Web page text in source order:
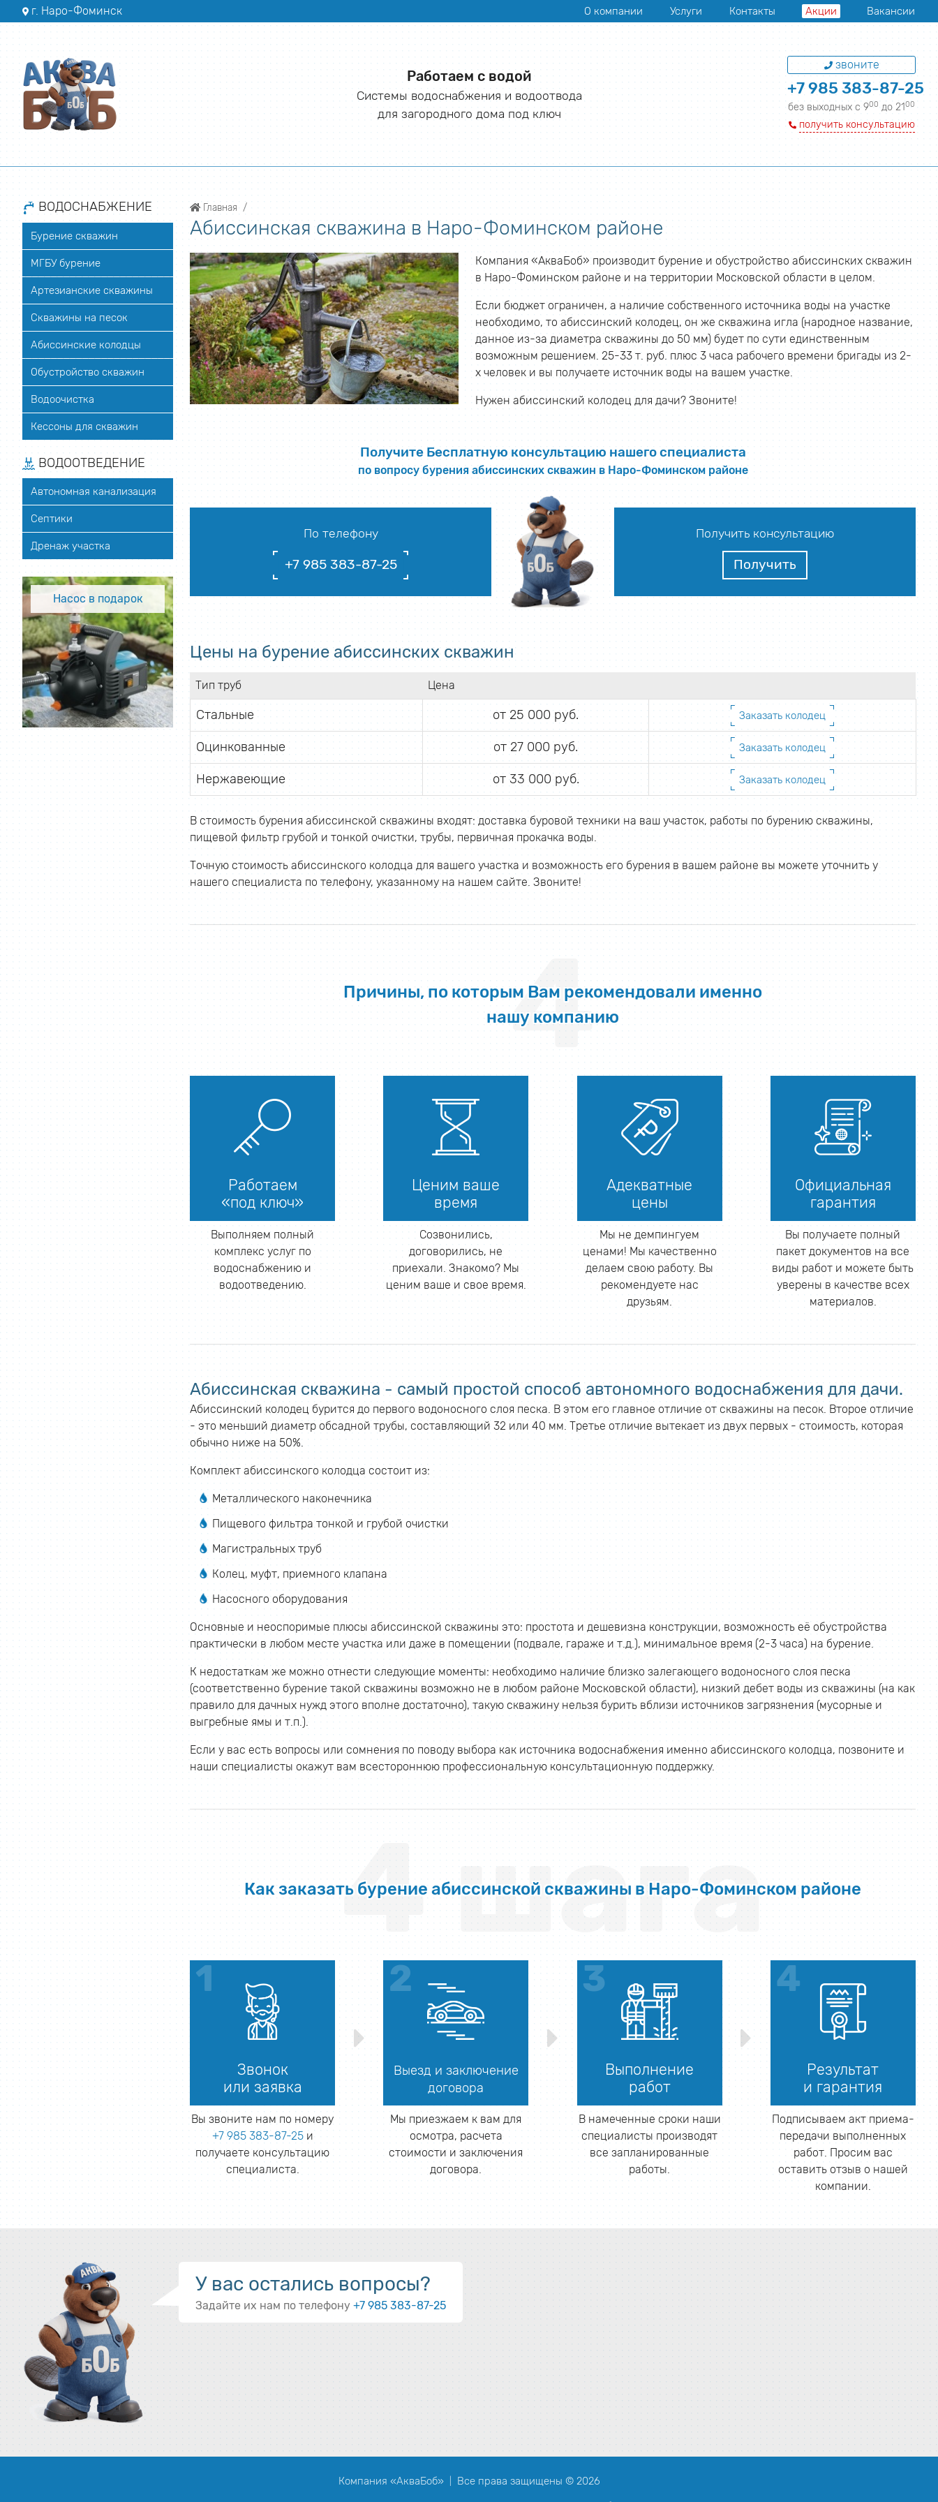
г. Наро-Фоминск О компании Услуги Контакты Акции Вакансии
Работаем с водой
Системы водоснабжения и водоотвода
для загородного дома под ключ
звоните
+7 985 383-87-25
без выходных с 900до 2100
получить консультацию
ВОДОСНАБЖЕНИЕ
Бурение скважин
МГБУ бурение
Артезианские скважины
Скважины на песок
Абиссинские колодцы
Обустройство скважин
Водоочистка
Кессоны для скважин
ВОДООТВЕДЕНИЕ
Автономная канализация
Септики
Дренаж участка
Насос в подарок
Главная
Абиссинская скважина в Наро-Фоминском районе
Компания «АкваБоб» производит бурение и обустройство абиссинских скважин
в Наро-Фоминском районе и на территории Московской области в целом.
Если бюджет ограничен, а наличие собственного источника воды на участке
необходимо, то абиссинский колодец, он же скважина игла (народное название,
данное из-за диаметра скважины до 50 мм) будет по сути единственным
возможным решением. 25-33 т. руб. плюс 3 часа рабочего времени бригады из 2-
х человек и вы получаете источник воды на вашем участке.
Нужен абиссинский колодец для дачи? Звоните!
Получите Бесплатную консультацию нашего специалиста
по вопросу бурения абиссинских скважин в Наро-Фоминском районе
По телефону
+7 985 383-87-25
Получить консультацию
Получить
Цены на бурение абиссинских скважин
Тип труб Цена
Стальные от 25 000 руб. Заказать колодец
Оцинкованные от 27 000 руб. Заказать колодец
Нержавеющие от 33 000 руб. Заказать колодец
В стоимость бурения абиссинской скважины входят: доставка буровой техники на ваш участок, работы по бурению скважины,
пищевой фильтр грубой и тонкой очистки, трубы, первичная прокачка воды.
Точную стоимость абиссинского колодца для вашего участка и возможность его бурения в вашем районе вы можете уточнить у
нашего специалиста по телефону, указанному на нашем сайте. Звоните!
Причины, по которым Вам рекомендовали именно
нашу компанию
4
Работаем
«под ключ»
Выполняем полный
комплекс услуг по
водоснабжению и
водоотведению.
Ценим ваше
время
Созвонились,
договорились, не
приехали. Знакомо? Мы
ценим ваше и свое время.
Адекватные
цены
Мы не демпингуем
ценами! Мы качественно
делаем свою работу. Вы
рекомендуете нас
друзьям.
Официальная
гарантия
Вы получаете полный
пакет документов на все
виды работ и можете быть
уверены в качестве всех
материалов.
Абиссинская скважина - самый простой способ автономного водоснабжения для дачи.
Абиссинский колодец бурится до первого водоносного слоя песка. В этом его главное отличие от скважины на песок. Второе отличие
- это меньший диаметр обсадной трубы, составляющий 32 или 40 мм. Третье отличие вытекает из двух первых - стоимость, которая
обычно ниже на 50%.
Комплект абиссинского колодца состоит из:
Металлического наконечника
Пищевого фильтра тонкой и грубой очистки
Магистральных труб
Колец, муфт, приемного клапана
Насосного оборудования
Основные и неоспоримые плюсы абиссинской скважины это: простота и дешевизна конструкции, возможность её обустройства
практически в любом месте участка или даже в помещении (подвале, гараже и т.д.), минимальное время (2-3 часа) на бурение.
К недостаткам же можно отнести следующие моменты: необходимо наличие близко залегающего водоносного слоя песка
(соответственно бурение такой скважины возможно не в любом районе Московской области), низкий дебет воды из скважины (на как
правило для дачных нужд этого вполне достаточно), такую скважину нельзя бурить вблизи источников загрязнения (мусорные и
выгребные ямы и т.п.).
Если у вас есть вопросы или сомнения по поводу выбора как источника водоснабжения именно абиссинского колодца, позвоните и
наши специалисты окажут вам всестороннюю профессиональную консультационную поддержку.
Как заказать бурение абиссинской скважины в Наро-Фоминском районе
4 шага
Звонок
или заявка
Вы звоните нам по номеру
+7 985 383-87-25и
получаете консультацию
специалиста.
Выезд и заключение
договора
Мы приезжаем к вам для
осмотра, расчета
стоимости и заключения
договора.
Выполнение
работ
В намеченные сроки наши
специалисты производят
все запланированные
работы.
Результат
и гарантия
Подписываем акт приема-
передачи выполненных
работ. Просим вас
оставить отзыв о нашей
компании.
У вас остались вопросы?
Задайте их нам по телефону +7 985 383-87-25
Компания «АкваБоб» Все права защищены © 2026